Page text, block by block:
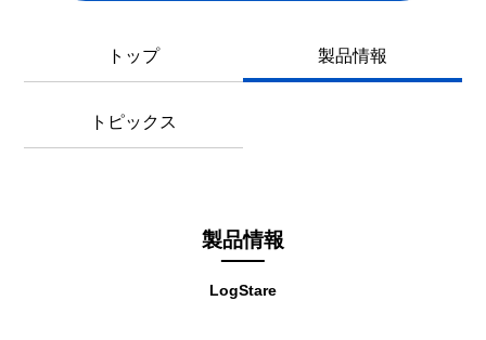
トップ 製品情報
トピックス
LogStare
製品情報